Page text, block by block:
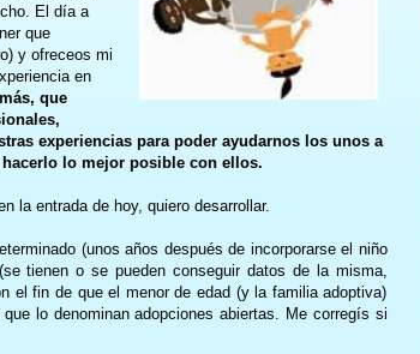
El día a
que
y ofreceos mi
en
que
experiencias para poder ayudarnos los unos a
lo mejor posible con ellos.
la entrada de hoy, quiero desarrollar.
(unos años después de incorporarse el niño
tienen o se pueden conseguir datos de la misma,
el fin de que el menor de edad (y la familia adoptiva)
lo denominan adopciones abiertas. Me corregís si